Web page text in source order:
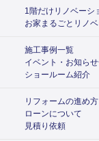
1階だけリノベーシ
お家まるごとリノ
施工事例一覧
イベント・お知ら
ショールーム紹介
リフォームの進め方
ローンについて
見積り依頼